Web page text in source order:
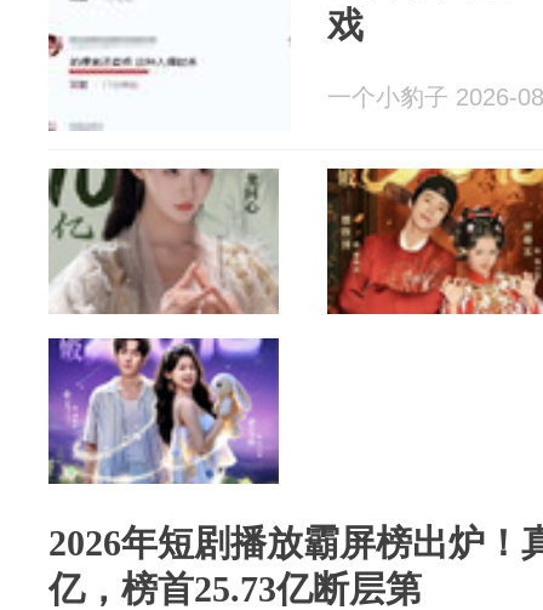
戏
一个小豹子 2026-
2026年短剧播放霸屏榜出炉！
亿，榜首25.73亿断层第